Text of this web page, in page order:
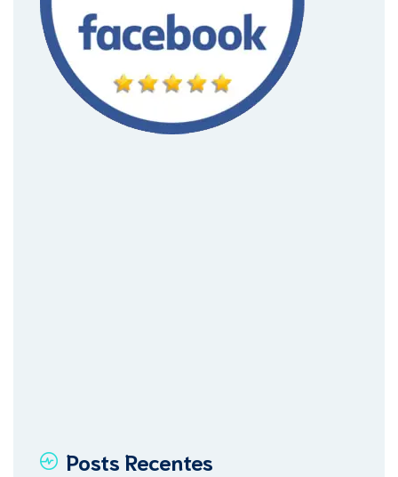
Posts Recentes